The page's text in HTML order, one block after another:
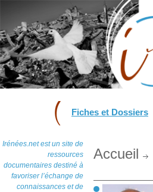
Fiches et Dossiers
Irénées.net est un site de
ressources
documentaires destiné à
favoriser l’échange de
connaissances et de
Accueil